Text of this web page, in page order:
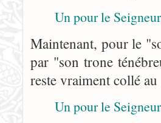
Un pour le
Maintenant, pour le
par "son trone
reste vraiment collé
Un pour le